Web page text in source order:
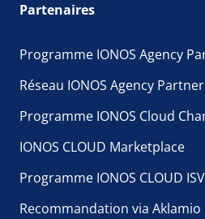
Partenaires
Programme IONOS Agency
Réseau IONOS Agency Partner
Programme IONOS Cloud
IONOS CLOUD Marketplace
Programme IONOS CLOUD
Recommandation via Aklamio